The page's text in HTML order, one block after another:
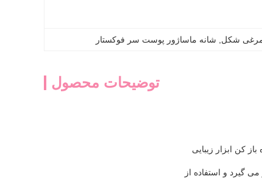
شکل شانه ماساژور پوست سر فوکستار
توضیحات محصول
کن ابزار زیبایی
گیرد و استفاده از